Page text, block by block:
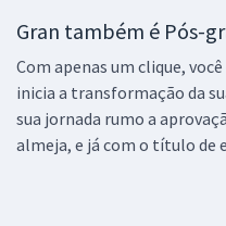
Gran também é Pós-
Com apenas um clique,
inicia a transformação da
sua jornada rumo a
almeja, e já com o título de